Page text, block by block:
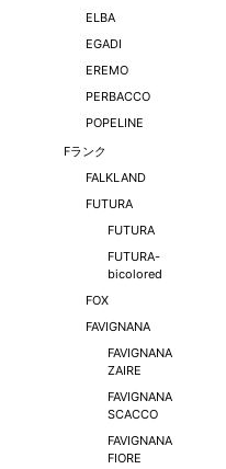
ELBA
EGADI
EREMO
PERBACCO
POPELINE
Fランク
FALKLAND
FUTURA
FUTURA
FUTURA-
bicolored
FOX
FAVIGNANA
FAVIGNANA
ZAIRE
FAVIGNANA
SCACCO
FAVIGNANA
FIORE